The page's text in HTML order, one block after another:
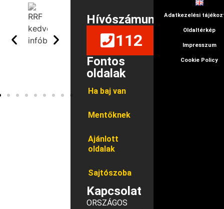
Hívószámunk
112
Fontos
oldalak
Ha baj van
Mentőknek
Ajánlott
oldalak
Sajtószoba
Kapcsolat
ORSZÁGOS
Adatkezelési
Oldaltérkép
Impresszum
Cookie Policy